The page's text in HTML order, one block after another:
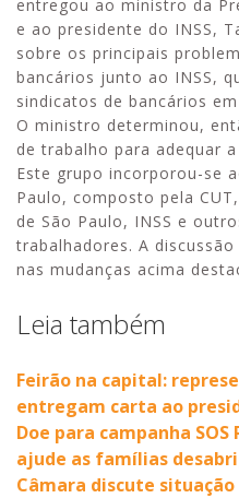
entregou ao ministro da
e ao presidente do INSS,
sobre os principais
bancários junto ao INSS,
sindicatos de bancários
O ministro determinou,
de trabalho para adequar a
Este grupo incorporou-se
Paulo, composto pela
de São Paulo, INSS e
trabalhadores. A
nas mudanças acima
Leia também
Feirão na capital:
entregam carta ao
Doe para campanha SOS
ajude as famílias
Câmara discute situação